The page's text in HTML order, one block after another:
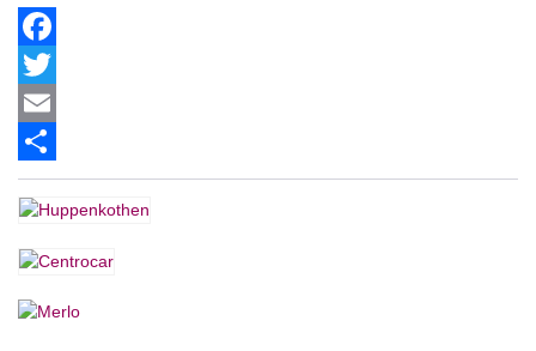
Facebook
Twitter
Email
Share